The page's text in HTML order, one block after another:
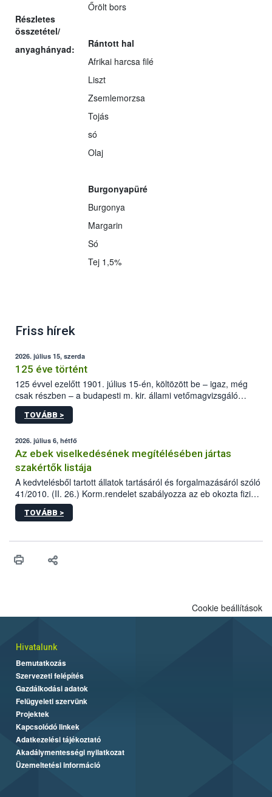
Részletes
összetétel/
anyaghányad:
Őrölt bors
Rántott hal
Afrikai harcsa filé
Liszt
Zsemlemorzsa
Tojás
só
Olaj
Burgonyapüré
Burgonya
Margarin
Só
Tej 1,5%
Friss hírek
2026. július 15, szerda
125 éve történt
125 évvel ezelőtt 1901. július 15-én, költözött be – igaz, még
csak részben – a budapesti m. kir. állami vetőmagvizsgáló
állomás a Kis Rókus utca 15. szám alatti, Czigler Győző által
tervezett új épületébe.
TOVÁBB >
2026. július 6, hétfő
Az ebek viselkedésének megítélésében jártas
szakértők listája
A kedvtelésből tartott állatok tartásáról és forgalmazásáról szóló
41/2010. (II. 26.) Korm.rendelet szabályozza az eb okozta fizikai
sérülés, illetve ennek veszélye keletkezésekor felmerülő
hatósági feladatokat, valamint a veszélyes eb tartását és annak
vonni az ebek viselkedésének megítélésében jártas szakértőt.
TOVÁBB >
Cookie beállítások
Hivatalunk
Bemutatkozás
Szervezeti felépítés
Gazdálkodási adatok
Felügyeleti szervünk
Projektek
Kapcsolódó linkek
Adatkezelési tájékoztató
Akadálymentességi nyilatkozat
Üzemeltetési információ